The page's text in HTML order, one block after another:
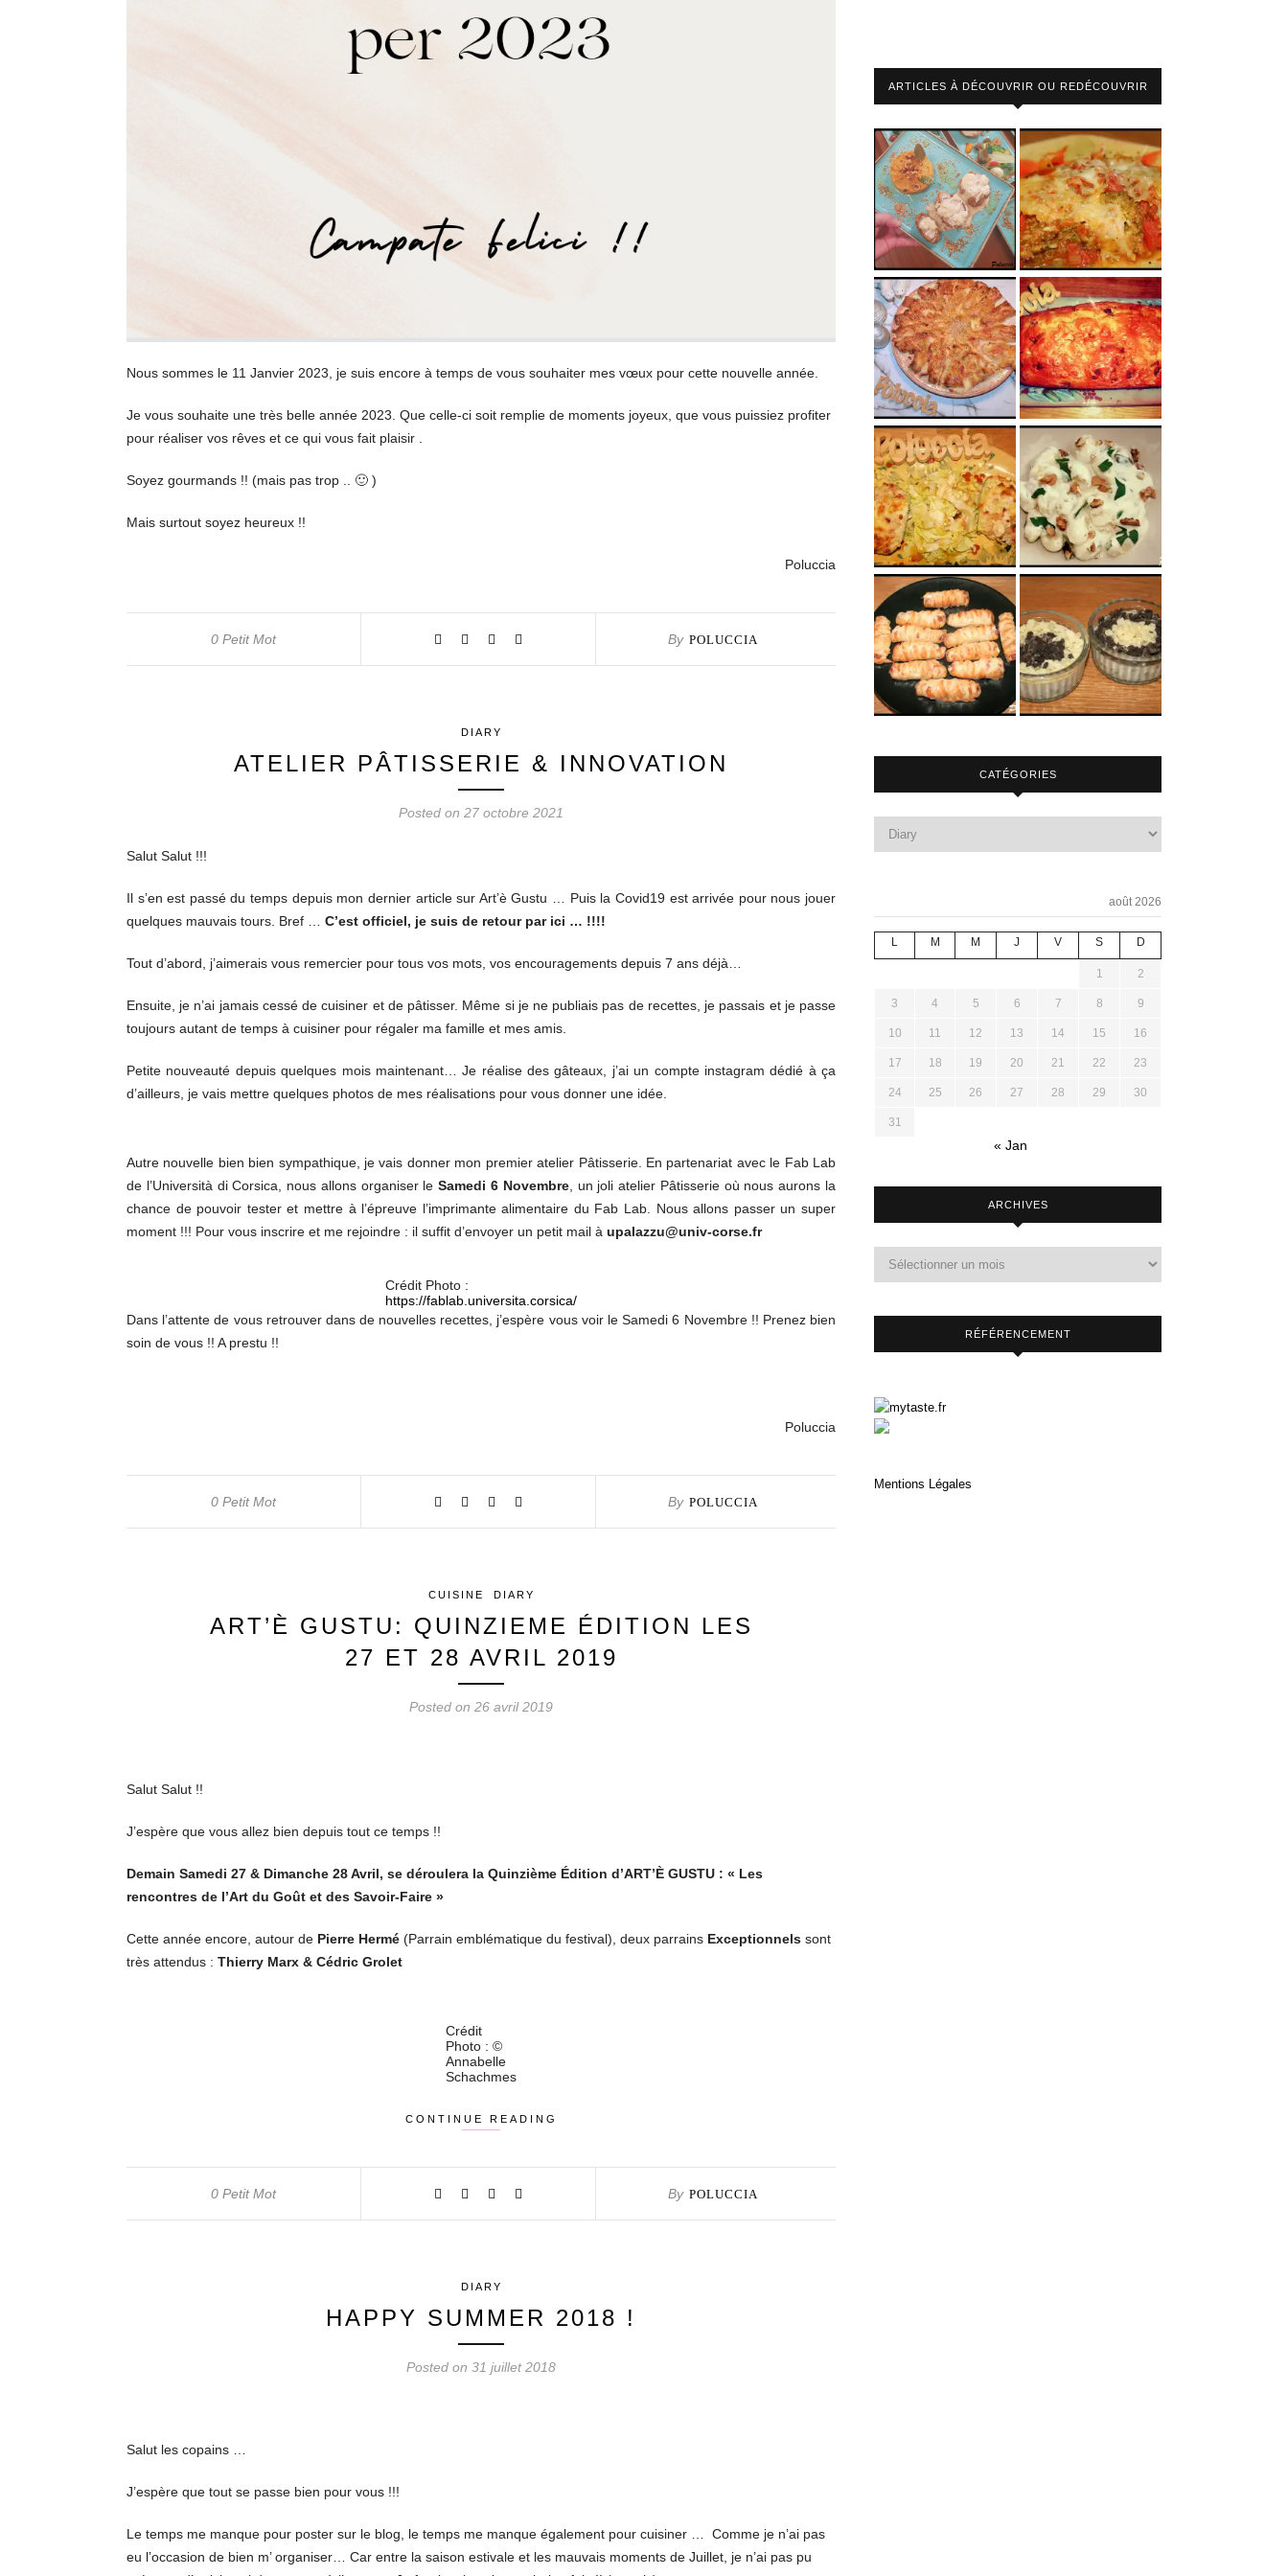
Nous sommes le 11 Janvier 2023, je suis encore à temps de vous souhaiter mes vœux pour cette nouvelle année.
Je vous souhaite une très belle année 2023. Que celle-ci soit remplie de moments joyeux, que vous puissiez profiter
pour réaliser vos rêves et ce qui vous fait plaisir .
Soyez gourmands !! (mais pas trop .. 🙂 )
Mais surtout soyez heureux !!
Poluccia
0 Petit Mot By POLUCCIA
DIARY
ATELIER PÂTISSERIE & INNOVATION
Posted on 27 octobre 2021
Salut Salut !!!
Il s’en est passé du temps depuis mon dernier article sur Art’è Gustu … Puis la Covid19 est arrivée pour nous jouer
quelques mauvais tours. Bref … C’est officiel, je suis de retour par ici … !!!!
Tout d’abord, j’aimerais vous remercier pour tous vos mots, vos encouragements depuis 7 ans déjà…
Ensuite, je n’ai jamais cessé de cuisiner et de pâtisser. Même si je ne publiais pas de recettes, je passais et je passe
toujours autant de temps à cuisiner pour régaler ma famille et mes amis.
Petite nouveauté depuis quelques mois maintenant… Je réalise des gâteaux, j’ai un compte instagram dédié à ça
d’ailleurs, je vais mettre quelques photos de mes réalisations pour vous donner une idée.
Autre nouvelle bien bien sympathique, je vais donner mon premier atelier Pâtisserie. En partenariat avec le Fab Lab
de l’Università di Corsica, nous allons organiser leSamedi 6 Novembre, un joli atelier Pâtisserie où nous aurons la
chance de pouvoir tester et mettre à l’épreuve l’imprimante alimentaire du Fab Lab. Nous allons passer un super
moment !!! Pour vous inscrire et me rejoindre : il suffit d’envoyer un petit mail à upalazzu@univ-corse.fr
Crédit Photo :
https://fablab.universita.corsica/
Dans l’attente de vous retrouver dans de nouvelles recettes, j’espère vous voir le Samedi 6 Novembre !! Prenez bien
soin de vous !! A prestu !!
Poluccia
0 Petit Mot By POLUCCIA
CUISINE DIARY
ART’È GUSTU: QUINZIEME ÉDITION LES
27 ET 28 AVRIL 2019
Posted on 26 avril 2019
Salut Salut !!
J’espère que vous allez bien depuis tout ce temps !!
Demain Samedi 27 & Dimanche 28 Avril, se déroulera la Quinzième Édition d’ART’È GUSTU : « Les
rencontres de l’Art du Goût et des Savoir-Faire »
Cette année encore, autour de Pierre Hermé (Parrain emblématique du festival), deux parrains Exceptionnels sont
très attendus : Thierry Marx & Cédric Grolet
Crédit
Photo : ©
Annabelle
Schachmes
CONTINUE READING
0 Petit Mot By POLUCCIA
DIARY
HAPPY SUMMER 2018 !
Posted on 31 juillet 2018
Salut les copains …
J’espère que tout se passe bien pour vous !!!
Le temps me manque pour poster sur le blog, le temps me manque également pour cuisiner … Comme je n’ai pas
eu l’occasion de bien m’ organiser… Car entre la saison estivale et les mauvais moments de Juillet, je n’ai pas pu
ARTICLES À DÉCOUVRIR OU REDÉCOUVRIR
CATÉGORIES
août 2026
L M M J V S D
1 2
3 4 5 6 7 8 9
10 11 12 13 14 15 16
17 18 19 20 21 22 23
24 25 26 27 28 29 30
31
« Jan
ARCHIVES
RÉFÉRENCEMENT
Mentions Légales